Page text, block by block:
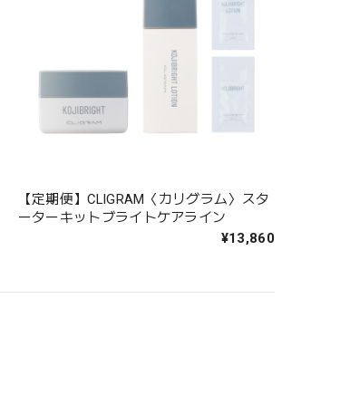
【定期便】CLIGRAM〈カリグラム〉スタ
ーターキットブライトケアライン
¥13,860